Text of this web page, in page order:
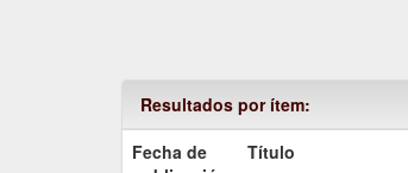
Resultados por ítem:
Fecha de
Título